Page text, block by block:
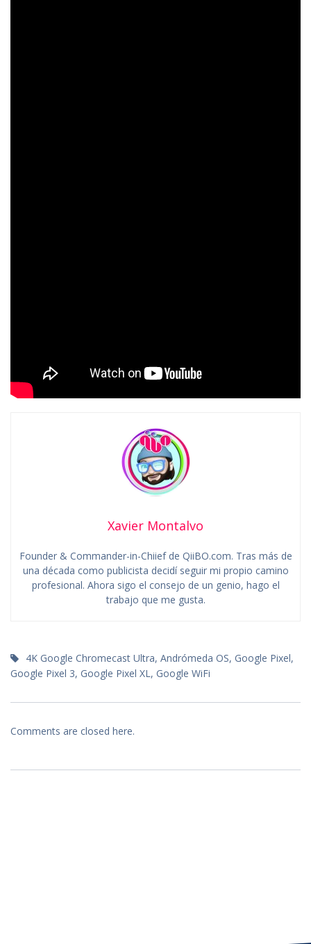
Xavier Montalvo
Founder & Commander-in-Chiief de QiiBO.com. Tras más de
una década como publicista decidí seguir mi propio camino
profesional. Ahora sigo el consejo de un genio, hago el
trabajo que me gusta.
4K Google Chromecast Ultra, Andrómeda OS, Google Pixel,
Google Pixel 3, Google Pixel XL, Google WiFi
Comments are closed here.